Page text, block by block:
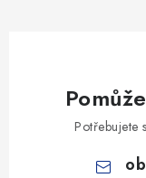
Potřebujete